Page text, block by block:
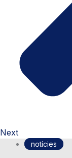
Next
notícies